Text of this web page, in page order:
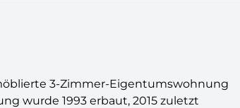
3-Zimmer-Eigentumswohnung
wurde 1993 erbaut, 2015 zuletzt